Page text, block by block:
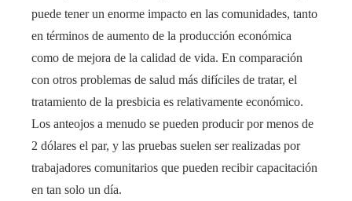
puede tener un enorme impacto en las comunidades, tanto
en términos de aumento de la producción económica
como de mejora de la calidad de vida. En comparación
con otros problemas de salud más difíciles de tratar, el
tratamiento de la presbicia es relativamente económico.
Los anteojos a menudo se pueden producir por menos de
2 dólares el par, y las pruebas suelen ser realizadas por
trabajadores comunitarios que pueden recibir capacitación
en tan solo un día.